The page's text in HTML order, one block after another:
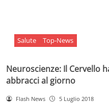
Salute Top-News
Neuroscienze: Il Cervello
abbracci al giorno
Flash News 5 Luglio 2018